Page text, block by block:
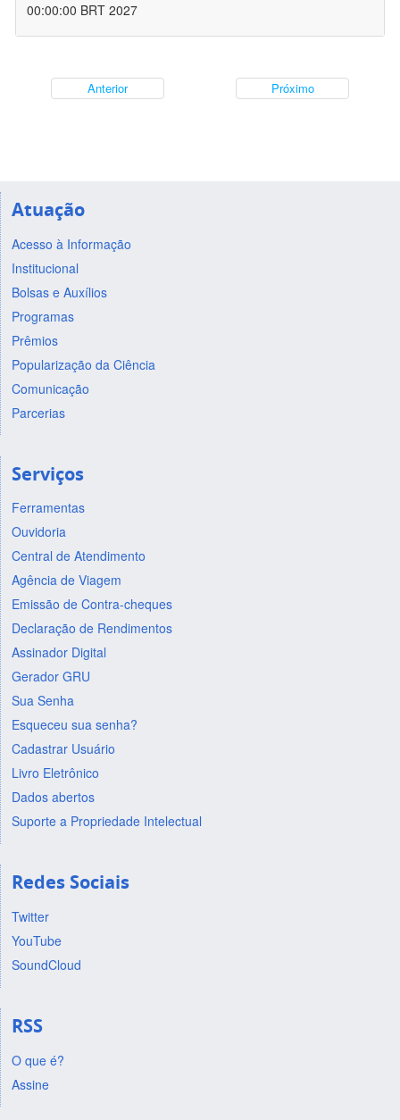
00:00:00 BRT 2027
Anterior Próximo
Atuação
Acesso à Informação
Institucional
Bolsas e Auxílios
Programas
Prêmios
Popularização da Ciência
Comunicação
Parcerias
Serviços
Ferramentas
Ouvidoria
Central de Atendimento
Agência de Viagem
Emissão de Contra-cheques
Declaração de Rendimentos
Assinador Digital
Gerador GRU
Sua Senha
Esqueceu sua senha?
Cadastrar Usuário
Livro Eletrônico
Dados abertos
Suporte a Propriedade Intelectual
Redes Sociais
Twitter
YouTube
SoundCloud
RSS
O que é?
Assine